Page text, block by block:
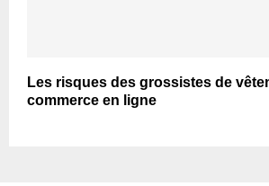
Les risques des grossistes de
commerce en ligne